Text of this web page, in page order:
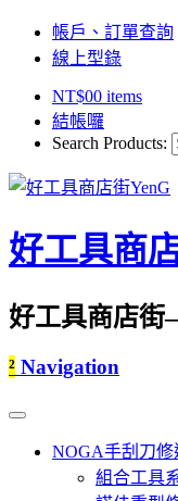
帳戶、訂單查詢
線上型錄
NT$00 items
結帳囉
Search Products:
好工具商
好工具商店街
² Navigation
NOGA手刮刀修
組合工具